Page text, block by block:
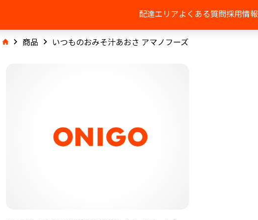
配達エリアよくある質問採用情報
商品 いつものおみそ汁あおさ アマノフーズ